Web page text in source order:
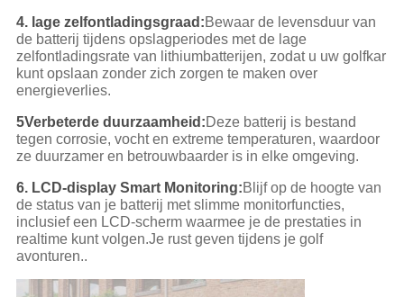
4. lage zelfontladingsgraad:Bewaar de levensduur van
de batterij tijdens opslagperiodes met de lage
zelfontladingsrate van lithiumbatterijen, zodat u uw golfkar
kunt opslaan zonder zich zorgen te maken over
energieverlies.
5Verbeterde duurzaamheid:Deze batterij is bestand
tegen corrosie, vocht en extreme temperaturen, waardoor
ze duurzamer en betrouwbaarder is in elke omgeving.
6. LCD-display Smart Monitoring:Blijf op de hoogte van
de status van je batterij met slimme monitorfuncties,
inclusief een LCD-scherm waarmee je de prestaties in
realtime kunt volgen.Je rust geven tijdens je golf
avonturen..